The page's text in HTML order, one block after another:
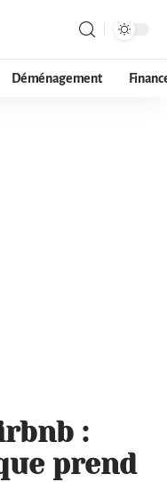
Déménagement
:
prend